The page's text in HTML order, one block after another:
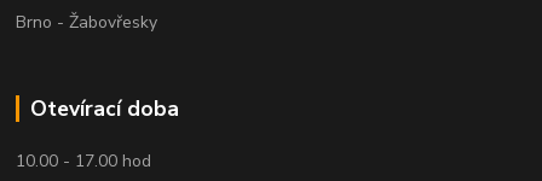
Brno - Žabovřesky
Otevírací doba
10.00 - 17.00 hod